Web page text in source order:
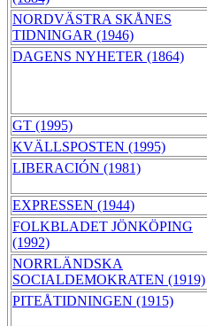
NORDVÄSTRA SKÅNES
TIDNINGAR (1946)
DAGENS NYHETER (1864)
GT (1995)
KVÄLLSPOSTEN (1995)
LIBERACIÓN (1981)
EXPRESSEN (1944)
FOLKBLADET JÖNKÖPING
(1992)
NORRLÄNDSKA
SOCIALDEMOKRATEN (1919)
PITEÅTIDNINGEN (1915)